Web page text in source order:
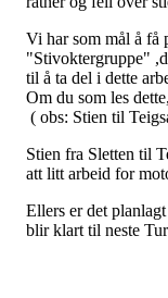
Vi har som mål å få
"Stivoktergruppe"
til å ta del i dette
Om du som les
( obs: Stien til
Stien fra Sletten til
att litt arbeid for
Ellers er det
blir klart til neste